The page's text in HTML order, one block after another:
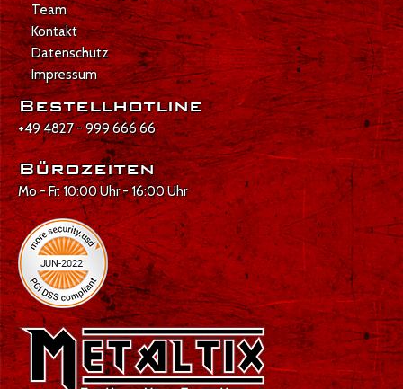
Team
Kontakt
Datenschutz
Impressum
Bestellhotline
+49 4827 - 999 666 66
Bürozeiten
Mo - Fr: 10:00 Uhr - 16:00 Uhr